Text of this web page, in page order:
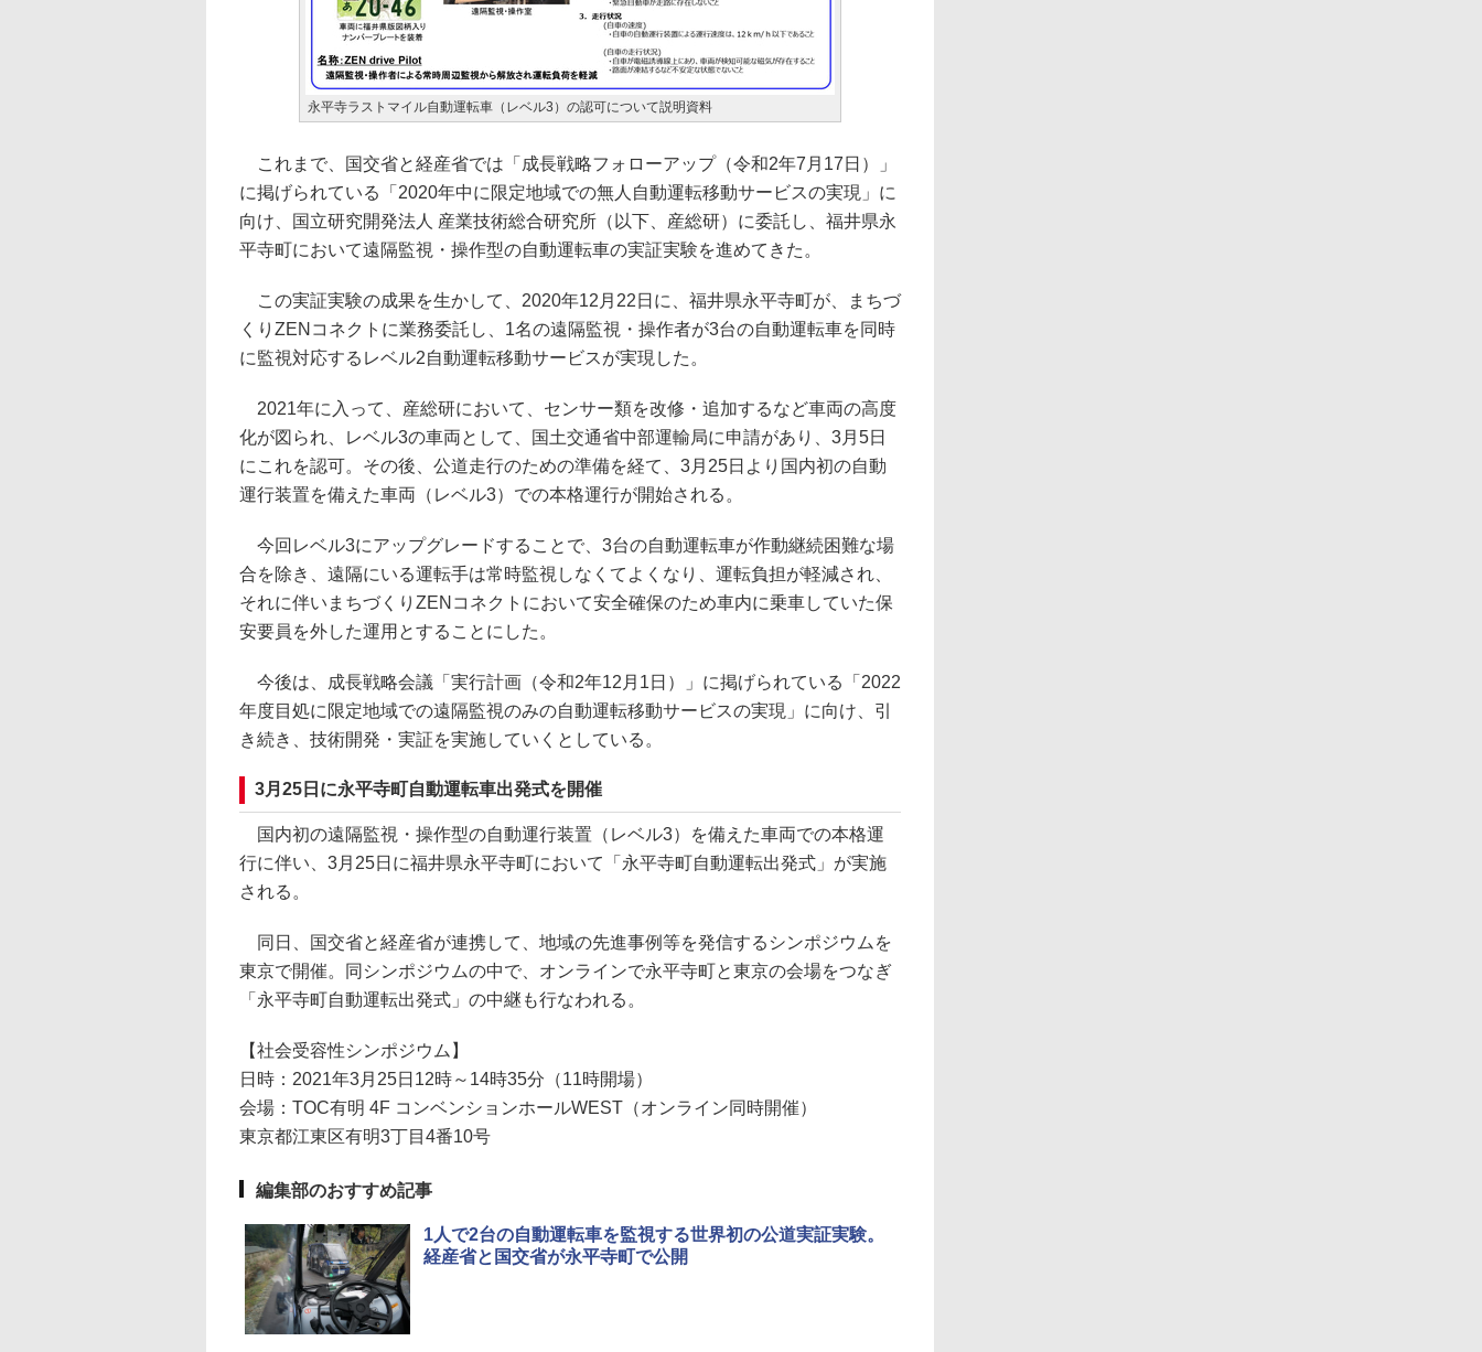
永平寺ラストマイル自動運転車（レベル3）の認可について説明資料
これまで、国交省と経産省では「成長戦略フォローアップ（令和2年7月17日）」
に掲げられている「2020年中に限定地域での無人自動運転移動サービスの実現」に
向け、国立研究開発法人 産業技術総合研究所（以下、産総研）に委託し、福井県永
平寺町において遠隔監視・操作型の自動運転車の実証実験を進めてきた。
この実証実験の成果を生かして、2020年12月22日に、福井県永平寺町が、まちづ
くりZENコネクトに業務委託し、1名の遠隔監視・操作者が3台の自動運転車を同時
に監視対応するレベル2自動運転移動サービスが実現した。
2021年に入って、産総研において、センサー類を改修・追加するなど車両の高度
化が図られ、レベル3の車両として、国土交通省中部運輸局に申請があり、3月5日
にこれを認可。その後、公道走行のための準備を経て、3月25日より国内初の自動
運行装置を備えた車両（レベル3）での本格運行が開始される。
今回レベル3にアップグレードすることで、3台の自動運転車が作動継続困難な場
合を除き、遠隔にいる運転手は常時監視しなくてよくなり、運転負担が軽減され、
それに伴いまちづくりZENコネクトにおいて安全確保のため車内に乗車していた保
安要員を外した運用とすることにした。
今後は、成長戦略会議「実行計画（令和2年12月1日）」に掲げられている「2022
年度目処に限定地域での遠隔監視のみの自動運転移動サービスの実現」に向け、引
き続き、技術開発・実証を実施していくとしている。
3月25日に永平寺町自動運転車出発式を開催
国内初の遠隔監視・操作型の自動運行装置（レベル3）を備えた車両での本格運
行に伴い、3月25日に福井県永平寺町において「永平寺町自動運転出発式」が実施
される。
同日、国交省と経産省が連携して、地域の先進事例等を発信するシンポジウムを
東京で開催。同シンポジウムの中で、オンラインで永平寺町と東京の会場をつなぎ
「永平寺町自動運転出発式」の中継も行なわれる。
【社会受容性シンポジウム】
日時：2021年3月25日12時～14時35分（11時開場）
会場：TOC有明 4F コンベンションホールWEST（オンライン同時開催）
東京都江東区有明3丁目4番10号
編集部のおすすめ記事
1人で2台の自動運転車を監視する世界初の公道実証実験。
経産省と国交省が永平寺町で公開